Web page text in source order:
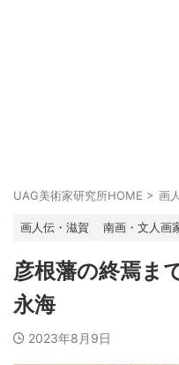
UAG美術家研究所HOME > 画
画人伝・滋賀 南画・文人画
彦根藩の終焉ま
永海
2023年8月9日